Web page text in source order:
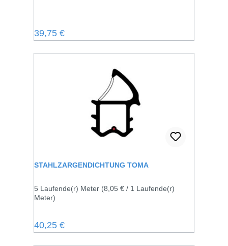
Regulärer Preis:
39,75 €
STAHLZARGENDICHTUNG TOMA
5 Laufende(r) Meter (8,05 € / 1 Laufende(r)
Meter)
Regulärer Preis:
40,25 €